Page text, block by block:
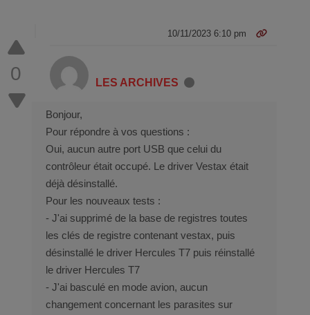
0
10/11/2023 6:10 pm
LES ARCHIVES
Bonjour,
Pour répondre à vos questions :
Oui, aucun autre port USB que celui du
contrôleur était occupé. Le driver Vestax était
déjà désinstallé.
Pour les nouveaux tests :
- J'ai supprimé de la base de registres toutes
les clés de registre contenant vestax, puis
désinstallé le driver Hercules T7 puis réinstallé
le driver Hercules T7
- J'ai basculé en mode avion, aucun
changement concernant les parasites sur